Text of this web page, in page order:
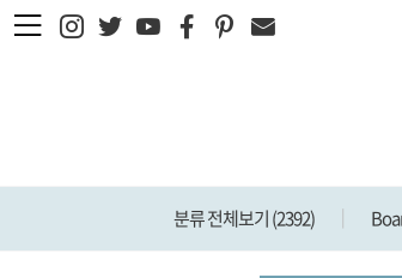
본문 바로가기
분류 전체보기(2392)